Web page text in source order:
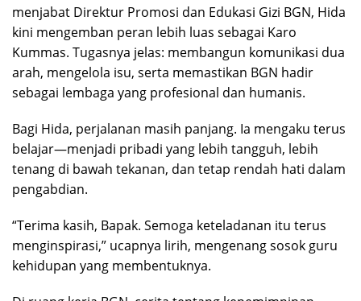
menjabat Direktur Promosi dan Edukasi Gizi BGN, Hida
kini mengemban peran lebih luas sebagai Karo
Kummas. Tugasnya jelas: membangun komunikasi dua
arah, mengelola isu, serta memastikan BGN hadir
sebagai lembaga yang profesional dan humanis.
Bagi Hida, perjalanan masih panjang. Ia mengaku terus
belajar—menjadi pribadi yang lebih tangguh, lebih
tenang di bawah tekanan, dan tetap rendah hati dalam
pengabdian.
“Terima kasih, Bapak. Semoga keteladanan itu terus
menginspirasi,” ucapnya lirih, mengenang sosok guru
kehidupan yang membentuknya.